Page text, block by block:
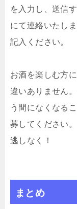
を入力し、送信
にて連絡いたし
記入ください。
お酒を楽しむ方
違いありません
う間になくなる
募してください
逃しなく！
まとめ